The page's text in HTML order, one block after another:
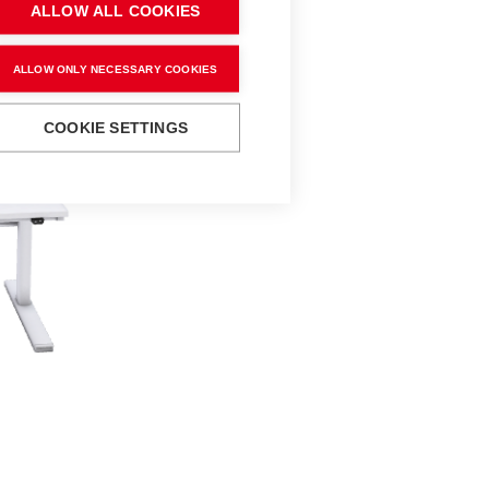
ALLOW ALL COOKIES
ALLOW ONLY NECESSARY COOKIES
COOKIE SETTINGS